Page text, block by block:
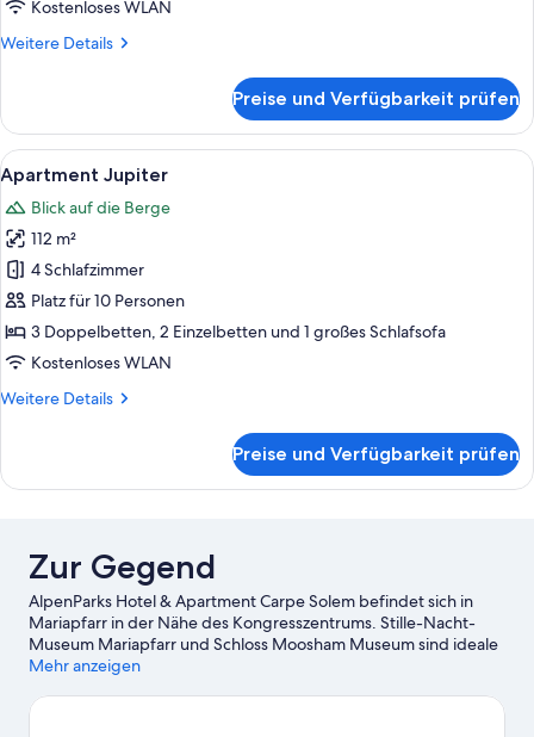
Kostenloses WLAN
Weitere Details
Weitere
Sol
Preise und Verfügbarkeit prüfen
Alle
Fotos
für
Apartment
Jupiter
anzeigen
Eine moderne Küche mit
8
Apartment Jupiter
Blick auf die Berge
112 m²
4 Schlafzimmer
Platz für 10 Personen
3 Doppelbetten, 2 Einzelbetten und 1 großes Schlafsofa
Kostenloses WLAN
Weitere Details
Weitere
Jupiter
Preise und Verfügbarkeit prüfen
Zur Gegend
AlpenParks Hotel & Apartment Carpe Solem befindet sich in
Mariapfarr in der Nähe des Kongresszentrums. Stille-Nacht-
Museum Mariapfarr und Schloss Moosham Museum sind ideale
Ziele für kulturell Interessierte, während sich Folgendes
und Wellnesscenter Samsunn und Samsonbahn. Stürz dich beim
Mehr anzeigen